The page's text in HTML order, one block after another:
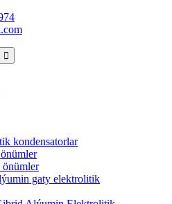
kondensatorlar
gaty elektrolitik